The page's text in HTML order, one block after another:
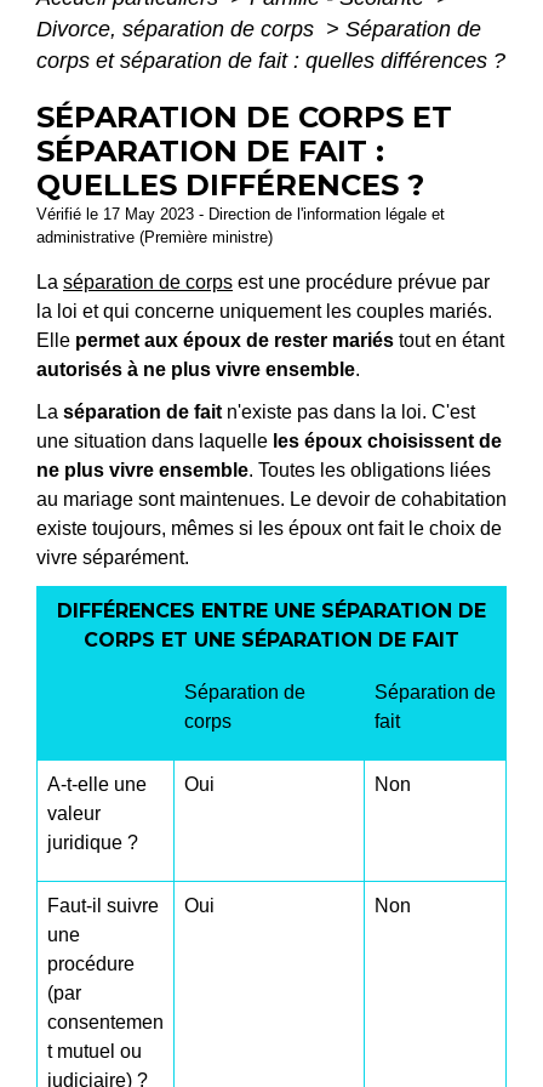
Divorce, séparation de corps > Séparation de
corps et séparation de fait : quelles différences ?
SÉPARATION DE CORPS ET
SÉPARATION DE FAIT :
QUELLES DIFFÉRENCES ?
Vérifié le 17 May 2023 - Direction de l'information légale et
administrative (Première ministre)
La séparation de corps est une procédure prévue par
la loi et qui concerne uniquement les couples mariés.
Elle permet aux époux de rester mariés tout en étant
autorisés à ne plus vivre ensemble.
La séparation de fait n'existe pas dans la loi. C'est
une situation dans laquelle les époux choisissent de
ne plus vivre ensemble. Toutes les obligations liées
au mariage sont maintenues. Le devoir de cohabitation
existe toujours, mêmes si les époux ont fait le choix de
vivre séparément.
DIFFÉRENCES ENTRE UNE SÉPARATION DE
CORPS ET UNE SÉPARATION DE FAIT
Séparation de
corps
Séparation de
fait
A-t-elle une
valeur
juridique ?
Oui Non
Faut-il suivre
une
procédure
(par
consentemen
t mutuel ou
judiciaire) ?
Oui Non